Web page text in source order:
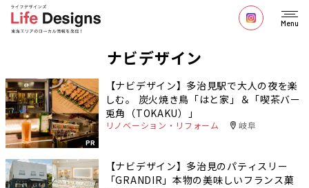
Menu
ナビデザイン
PR
【ナビデザイン】多治見駅で大人の夜を楽
しむ。 炭火焼き鳥「はと家」＆「喫茶バー
兎角（TOKAKU）」
リノベーション・リフォーム 岐阜
【ナビデザイン】多治見のパティスリー
「GRANDIR」本物の美味しいフランス菓